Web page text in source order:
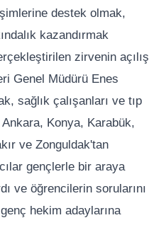
destek olmak,
kazandırmak
zirvenin açılış
Genel Müdürü Enes
sağlık çalışanları ve tıp
Konya, Karabük,
ve Zonguldak'tan
gençlerle bir araya
ve öğrencilerin sorularını
hekim adaylarına